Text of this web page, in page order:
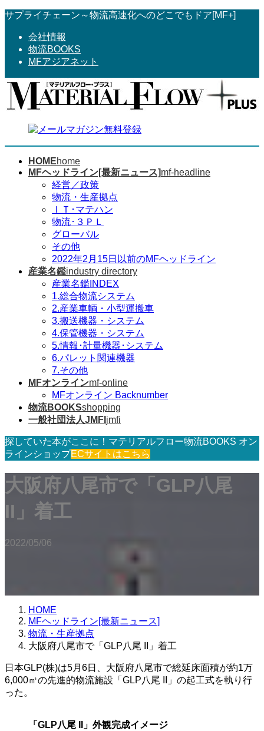
コ
へ
ス
ナ
ョ
ン
サプライチェーン～物流高速化へのどこでもドア[MF+]
会社情報
物流BOOKS
MFアジアネット
HOMEhome
MFヘッドライン[最新ニュース]mf-headline
経営／政策
物流・生産拠点
ＩＴ･マテハン
物流･３ＰＬ
グローバル
その他
2022年2月15日以前のMFヘッドライン
産業名鑑industry directory
産業名鑑INDEX
1.総合物流システム
2.産業車輌・小型運搬車
3.搬送機器・システム
4.保管機器・システム
5.情報･計量機器･システム
6.パレット関連機器
7.その他
MFオンラインmf-online
MFオンライン Backnumber
物流BOOKSshopping
一般社団法人JMFI jmfi
探していた本がここに！マテリアルフロー物流BOOKS オン
ラインショップECサイトはこちら
大阪府八尾市で「GLP八尾
II」着工
2022/05/06
HOME
MFヘッドライン[最新ニュース]
物流・生産拠点
大阪府八尾市で「GLP八尾 II」着工
日本GLP(株)は5月6日、大阪府八尾市で総延床面積が約1万
6,000㎡の先進的物流施設「GLP八尾 II」の起工式を執り行
った。
「GLP八尾 II」外観完成イメージ